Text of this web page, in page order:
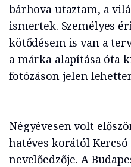
bárhova utaztam, a
ismertek. Személyes
kötődésem is van a
a márka alapítása óta
fotózáson jelen
Négyévesen volt
hatéves korától
nevelőedzője. A